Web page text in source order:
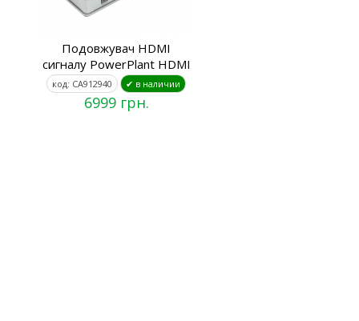
Подовжувач HDMI
сигналу PowerPlant HDMI
код: CA912940 ✔ в наличии
6999 грн.